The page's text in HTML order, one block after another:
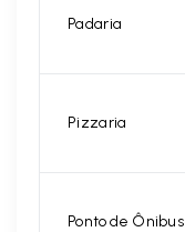
Padaria
Pizzaria
Ponto de Ônibus